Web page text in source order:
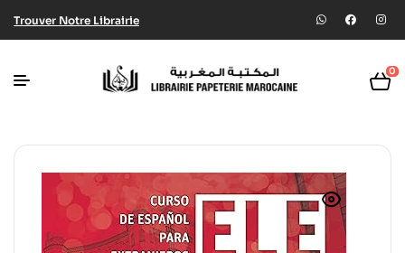
Trouver Notre Librairie
0